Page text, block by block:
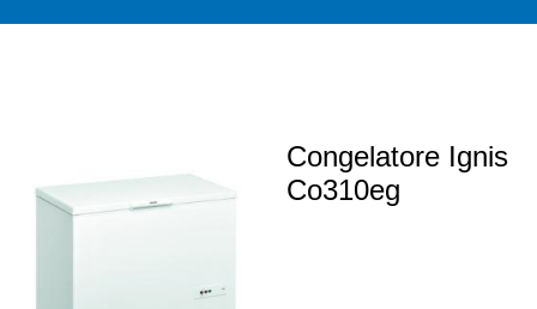
Congelatore Ignis
Co310eg